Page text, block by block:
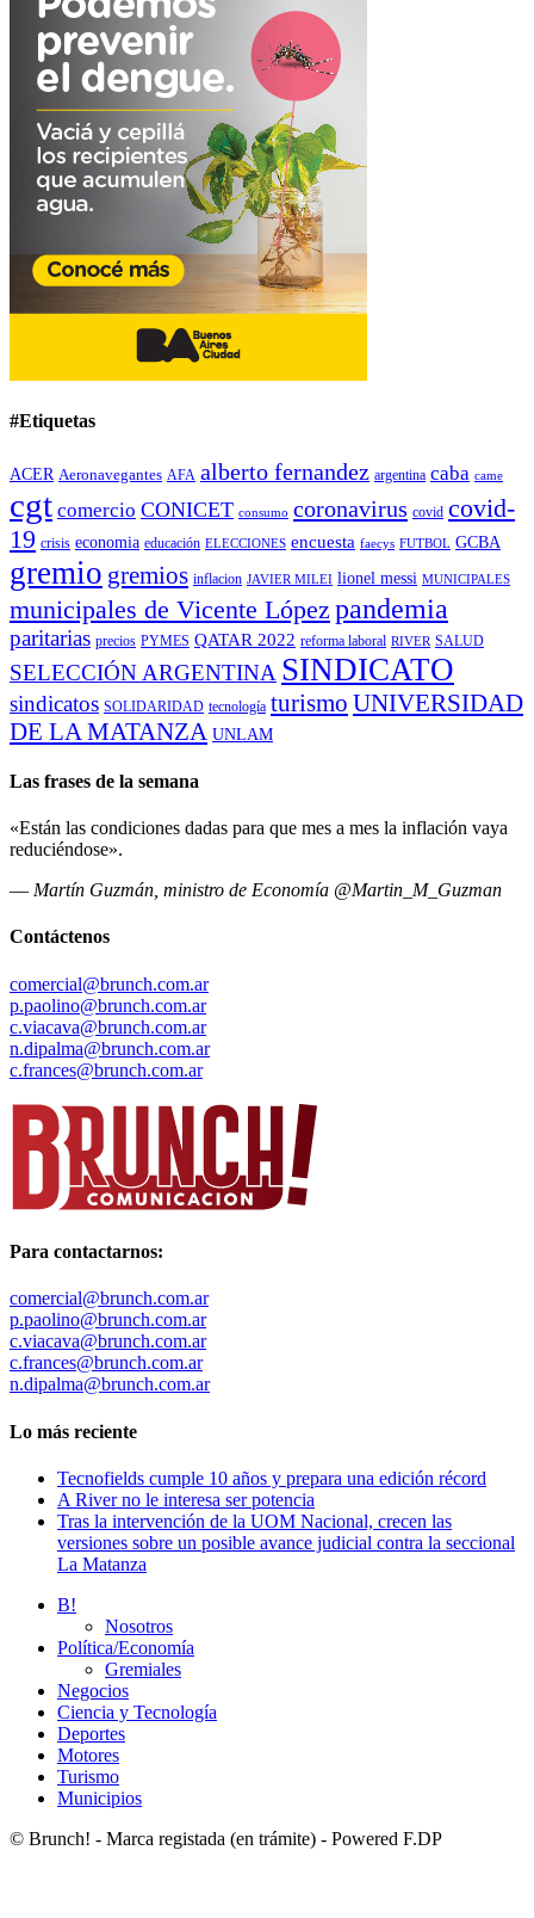
#Etiquetas
ACER Aeronavegantes AFA alberto fernandez argentina caba came
cgt comercio CONICET consumo coronavirus covid covid-
19 crisis economia educación ELECCIONES encuesta faecys FUTBOL GCBA
gremio gremios inflacion JAVIER MILEI lionel messi MUNICIPALES
municipales de Vicente López pandemia
paritarias precios PYMES QATAR 2022 reforma laboral RIVER SALUD
SELECCIÓN ARGENTINA SINDICATO
sindicatos SOLIDARIDAD tecnología turismo UNIVERSIDAD
DE LA MATANZA UNLAM
Las frases de la semana
«Están las condiciones dadas para que mes a mes la inflación vaya
reduciéndose».
— Martín Guzmán, ministro de Economía @Martin_M_Guzman
Contáctenos
comercial@brunch.com.ar
p.paolino@brunch.com.ar
c.viacava@brunch.com.ar
n.dipalma@brunch.com.ar
c.frances@brunch.com.ar
Para contactarnos:
comercial@brunch.com.ar
p.paolino@brunch.com.ar
c.viacava@brunch.com.ar
c.frances@brunch.com.ar
n.dipalma@brunch.com.ar
Lo más reciente
Tecnofields cumple 10 años y prepara una edición récord
A River no le interesa ser potencia
Tras la intervención de la UOM Nacional, crecen las
versiones sobre un posible avance judicial contra la seccional
La Matanza
B!
Nosotros
Política/Economía
Gremiales
Negocios
Ciencia y Tecnología
Deportes
Motores
Turismo
Municipios
© Brunch! - Marca registada (en trámite) - Powered F.DP